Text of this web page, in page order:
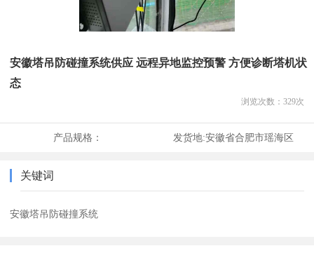
安徽塔吊防碰撞系统供应 远程异地监控预警 方便诊断塔机状
态
浏览次数： 329次
产品规格： 发货地:安徽省合肥市瑶海区
关键词
安徽塔吊防碰撞系统